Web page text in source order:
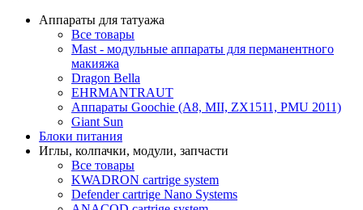
Аппараты для татуажа
Все товары
Mast - модульные аппараты для перманентного
макияжа
Dragon Bella
EHRMANTRAUT
Аппараты Goochie (A8, MII, ZX1511, PMU 2011)
Giant Sun
Блоки питания
Иглы, колпачки, модули, запчасти
Все товары
KWADRON cartrige system
Defender cartrige Nano Systems